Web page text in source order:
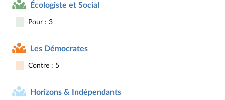
Écologiste et Social
Pour : 3
Les Démocrates
Contre : 5
Horizons & Indépendants